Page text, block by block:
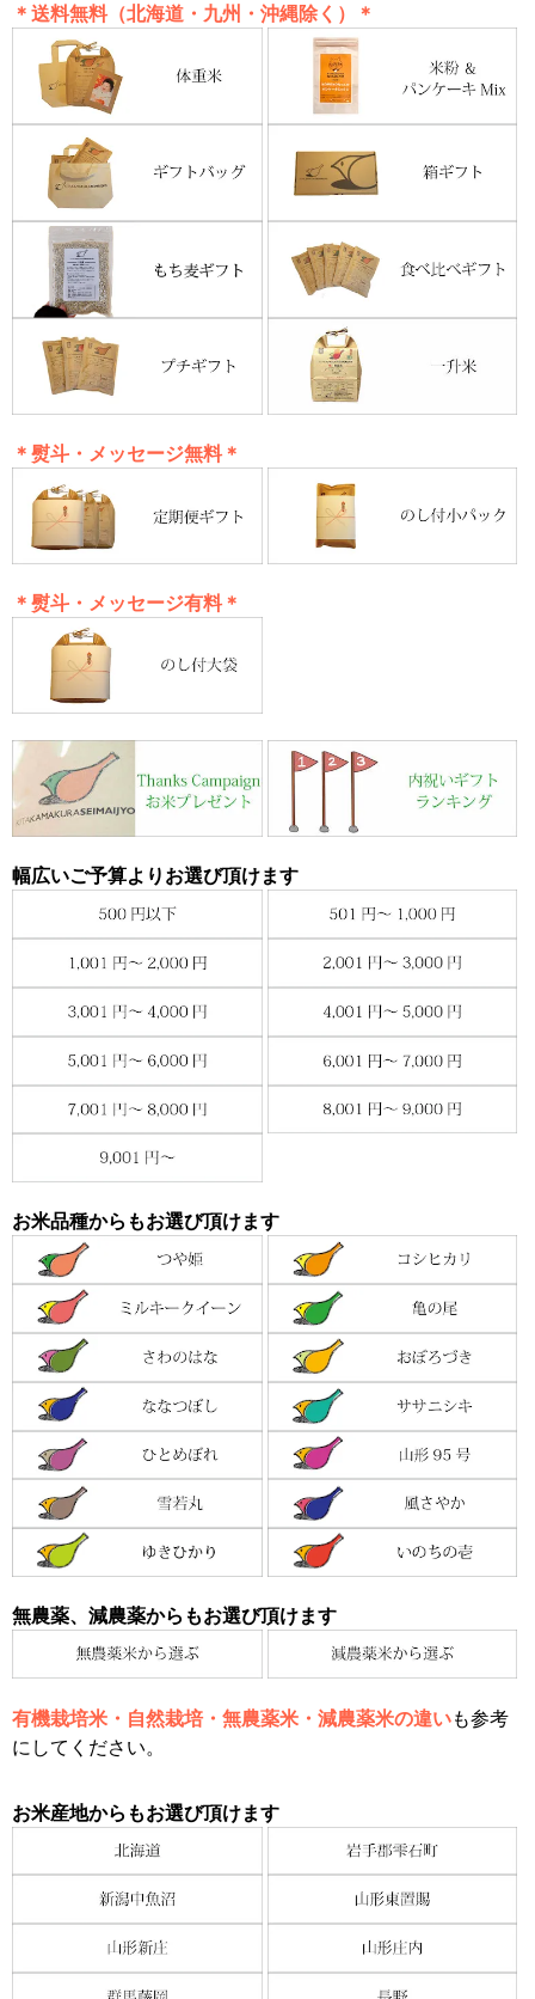
＊送料無料（北海道・九州・沖縄除く）＊
＊熨斗・メッセージ無料＊
＊熨斗・メッセージ有料＊
幅広いご予算よりお選び頂けます
お米品種からもお選び頂けます
無農薬、減農薬からもお選び頂けます
有機栽培米・自然栽培・無農薬米・減農薬米の違いも参考
にしてください。
お米産地からもお選び頂けます